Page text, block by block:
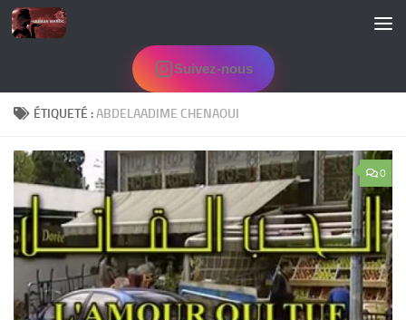
Skip to content
Suivez-nous
ÉTIQUETÉ :ABDELAADIME CHENAOUI
0